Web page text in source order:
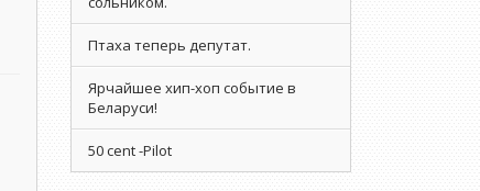
Птаха теперь депутат.
Ярчайшее хип-хоп событие в
Беларуси!
50 cent -Pilot